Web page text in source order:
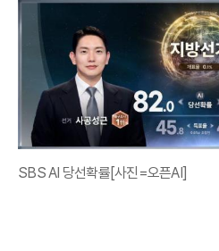
SBS AI 당선확률[사진=오픈AI]